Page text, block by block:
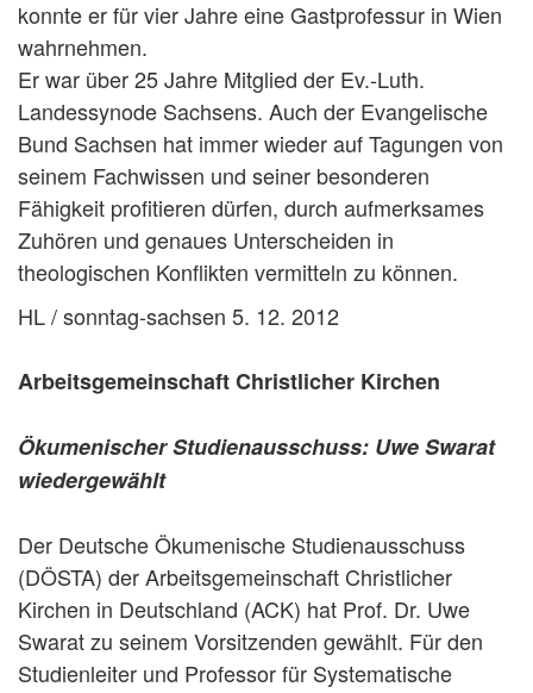
konnte er für vier Jahre eine Gastprofessur in Wien
wahrnehmen.
Er war über 25 Jahre Mitglied der Ev.-Luth.
Landessynode Sachsens. Auch der Evangelische
Bund Sachsen hat immer wieder auf Tagungen von
seinem Fachwissen und seiner besonderen
Fähigkeit profitieren dürfen, durch aufmerksames
Zuhören und genaues Unterscheiden in
theologischen Konflikten vermitteln zu können.
HL / sonntag-sachsen 5. 12. 2012
Arbeitsgemeinschaft Christlicher Kirchen
Ökumenischer Studienausschuss: Uwe Swarat
wiedergewählt
Der Deutsche Ökumenische Studienausschuss
(DÖSTA) der Arbeitsgemeinschaft Christlicher
Kirchen in Deutschland (ACK) hat Prof. Dr. Uwe
Swarat zu seinem Vorsitzenden gewählt. Für den
Studienleiter und Professor für Systematische